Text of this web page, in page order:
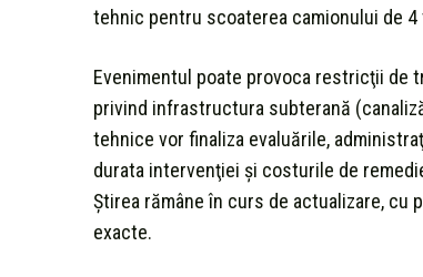
tehnic pentru scoaterea camionului de
Evenimentul poate provoca restricţii de
privind infrastructura subterană
tehnice vor finaliza evaluările,
durata intervenţiei şi costurile de
Ştirea rămâne în curs de actualizare,
exacte.